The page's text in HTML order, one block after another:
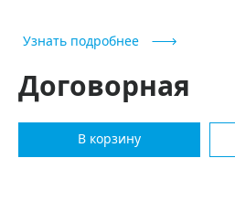
Узнать подробнее
Договорная
В корзину